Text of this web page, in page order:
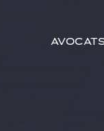
mots-